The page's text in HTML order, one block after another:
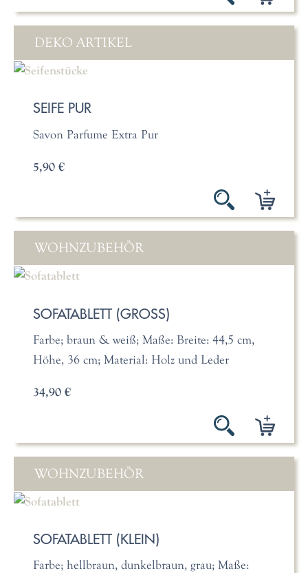
DEKO ARTIKEL
SEIFE PUR
Savon Parfume Extra Pur
5,90 €
WOHNZUBEHÖR
SOFATABLETT (GROSS)
Farbe; braun & weiß; Maße: Breite: 44,5 cm,
Höhe, 36 cm; Material: Holz und Leder
34,90 €
WOHNZUBEHÖR
SOFATABLETT (KLEIN)
Farbe; hellbraun, dunkelbraun, grau; Maße: